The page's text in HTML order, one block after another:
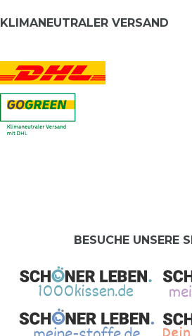
KLIMANEUTRALER VERSAND
BESUCHE UNSERE